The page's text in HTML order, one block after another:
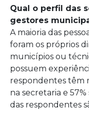
Qual o perfil das
gestores
A maioria das
foram os próprios
municípios ou
possuem
respondentes têm
na secretaria e
das respondentes